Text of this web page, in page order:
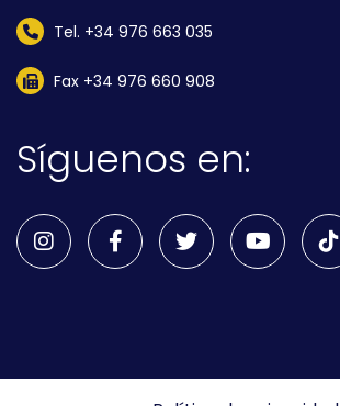
Tel. +34 976 663 035
Fax +34 976 660 908
Síguenos en: